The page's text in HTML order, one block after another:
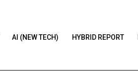
AI (NEW TECH) HYBRID REPORT